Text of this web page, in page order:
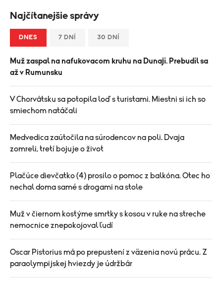
Najčítanejšie správy
DNES 7 DNÍ 30 DNÍ
Muž zaspal na nafukovacom kruhu na Dunaji. Prebudil sa
až v Rumunsku
V Chorvátsku sa potopila loď s turistami. Miestni si ich so
smiechom natáčali
Medvedica zaútočila na súrodencov na poli. Dvaja
zomreli, tretí bojuje o život
Plačúce dievčatko (4) prosilo o pomoc z balkóna. Otec ho
nechal doma samé s drogami na stole
Muž v čiernom kostýme smrtky s kosou v ruke na streche
nemocnice znepokojoval ľudí
Oscar Pistorius má po prepustení z väzenia novú prácu. Z
paraolympijskej hviezdy je údržbár